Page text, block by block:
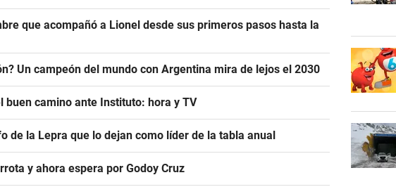
que acompañó a Lionel desde sus primeros pasos hasta la
Un campeón del mundo con Argentina mira de lejos el 2030
buen camino ante Instituto: hora y TV
de la Lepra que lo dejan como líder de la tabla anual
y ahora espera por Godoy Cruz